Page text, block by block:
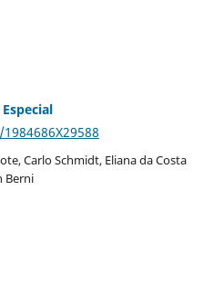
Carlo Schmidt, Eliana da Costa
Berni